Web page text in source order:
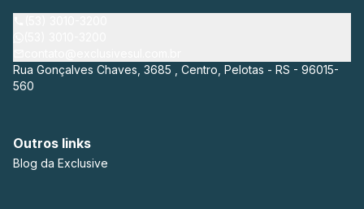
Rua Gonçalves Chaves, 3685 , Centro, Pelotas - RS - 96015-
560
Outros links
Blog da Exclusive